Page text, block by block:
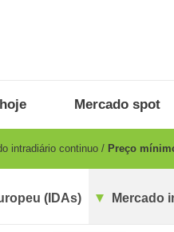
Mercado spot
intradiário continuo Preço
(IDAs) Mercado